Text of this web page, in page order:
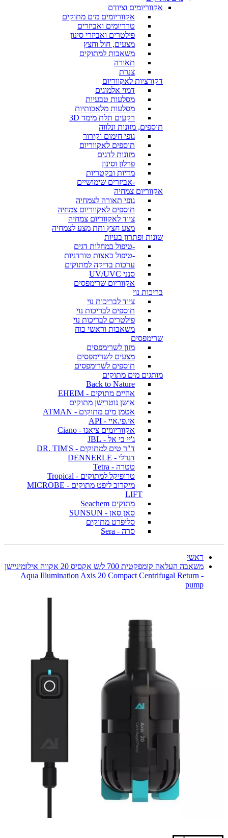
אקווריומים וציודם
אקווריומים מים מתוקים
טרריומים ואביזרים
פילטרים ואביזרי סינון
מצעים, חול וחצץ
משאבות למתוקים
תאורה
צנרת
דקורציות לאקווריום
דמוי אלמוגים
מסלעות טבעיות
מסלעות מלאכותיות
רקעים תלת מימד 3D
תוספים, מזונות ונלווה
גופי חימום וקירור
תוספים לאקווריום
מזונות לדגים
פרלון וסינון
מדיות ובקטריות
-אביזרים שימושיים
אקווריום צמחיה
גופי תאורה לצמחיה
תוספים לאקווריום צמחיה
ציוד לאקווריום צמחיה
מצע חצץ ותת מצע לצמחיה
שונות ופתרון בעיות
-טיפול במחלות דגים
-טיפול באצות טורדניות
ערכות בדיקה למתוקים
סנני UV/UVC
אקווריום שרימפסים
בריכות נוי
ציוד לבריכות נוי
תוספים לבריכות נוי
פילטרים לבריכות נוי
משאבות וראשי כוח
שרימפסים
מזון לשרימפסים
מצעים לשרימפסים
תוספים לשרימפסים
מותגים מים מתוקים
Back to Nature
אהיים מתוקים - EHEIM
אושן נוטרישן מתוקים
אטמן מים מתוקים - ATMAN
אי.פי.איי - API
אקווריומים ציאנו - Ciano
ג'יי בי אל - JBL
ד"ר טים למתוקים - DR. TIM'S
דנרלי - DENNERLE
טטרה - Tetra
טרופיקל למתוקים - Tropical
מיקרוב ליפט מתוקים - MICROBE
LIFT
מתוקים Seachem
סאן סאן - SUNSUN
סליפרט מתוקים
סרה - Sera
ראשי
משאבה העלאה קומפקטית 700 ל/ש אקסיס 20 אקווה אילומיניישן
- Aqua Illumination Axis 20 Compact Centrifugal Return
pump